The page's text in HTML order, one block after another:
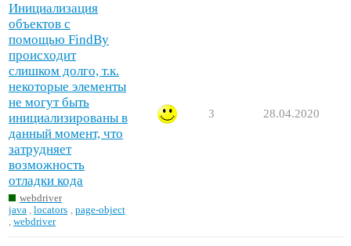
Инициализация
объектов с
помощью FindBy
происходит
слишком долго, т.к.
некоторые элементы
не могут быть
инициализированы в
данный момент, что
затрудняет
возможность
отладки кода
webdriver
java
,locators
page-object
webdriver
3 28.04.2020